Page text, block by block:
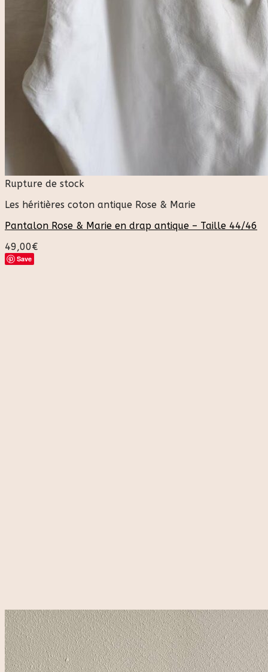
Rupture de stock
Les héritières coton antique Rose & Marie
Pantalon Rose & Marie en drap antique – Taille 44/46
49,00€
Save